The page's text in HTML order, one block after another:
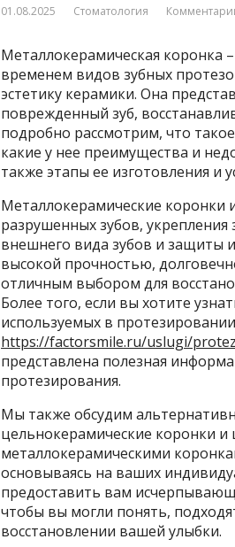
01.08.2025 Стоматология
Металлокерамическая коронка
временем видов зубных
эстетику керамики. Она
поврежденный зуб,
подробно рассмотрим, что
какие у нее преимущества и
также этапы ее изготовления и
Металлокерамические коронки
разрушенных зубов,
внешнего вида зубов и защиты
высокой прочностью,
отличным выбором для
Более того, если вы хотите
используемых в
https://factorsmile.ru/uslugi/
представлена полезная
протезирования.
Мы также обсудим
цельнокерамические коронки
металлокерамическими
основываясь на ваших
предоставить вам
чтобы вы могли понять,
восстановлении вашей улыбки.